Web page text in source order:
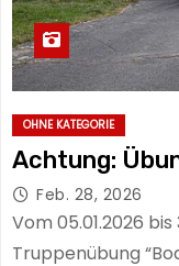
OHNE KATEGORIE
Achtung:
Feb. 28, 2026
Vom 05.01.2026
Truppenübung